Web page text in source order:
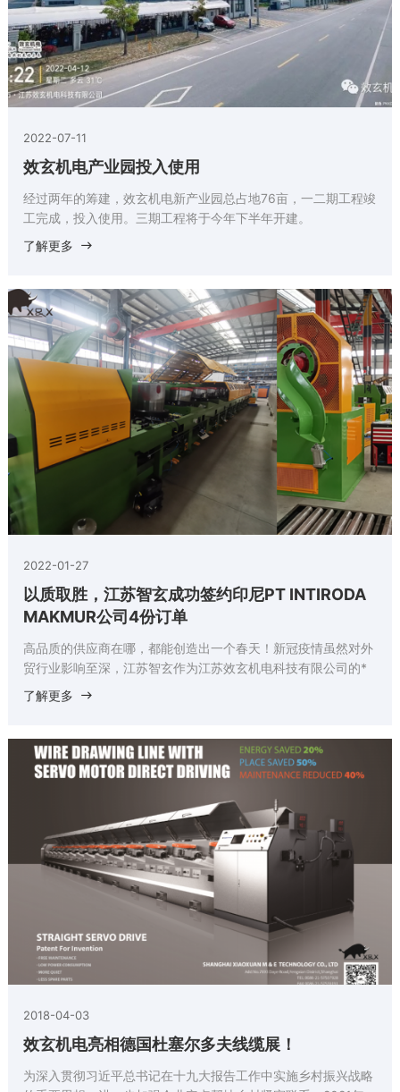
2022-07-11
效玄机电产业园投入使用
经过两年的筹建，效玄机电新产业园总占地76亩，一二期工程竣
工完成，投入使用。三期工程将于今年下半年开建。
了解更多
2022-01-27
以质取胜，江苏智玄成功签约印尼PT INTIRODA
MAKMUR公司4份订单
高品质的供应商在哪，都能创造出一个春天！新冠疫情虽然对外
贸行业影响至深，江苏智玄作为江苏效玄机电科技有限公司的*
贸易部依旧在2020-2021期间和印尼PT INTIRODA MAKMUR公
司签下4份订单：两台10/560+SB600拉丝机和两台精抽机。
了解更多
2018-04-03
效玄机电亮相德国杜塞尔多夫线缆展！
为深入贯彻习近平总书记在十九大报告工作中实施乡村振兴战略